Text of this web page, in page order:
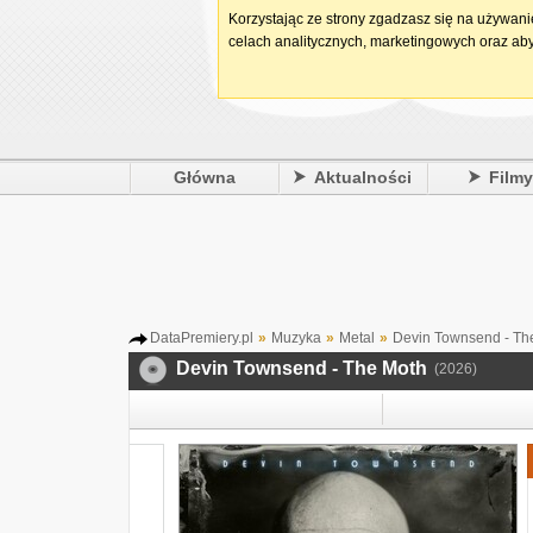
Główna Aktualności Filmy
DataPremiery.pl » Muzyka » Metal » Devin Townsend -
Devin Townsend - The Moth (2026)
Korzystając ze strony zgadzasz się na
celach analitycznych, marketingowych oraz